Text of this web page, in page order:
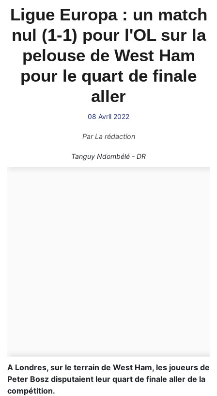
Ligue Europa : un match
nul (1-1) pour l'OL sur la
pelouse de West Ham
pour le quart de finale
aller
08 Avril 2022
ParLa rédaction
Tanguy Ndombélé - DR
A Londres, sur le terrain de West Ham, les joueurs de
Peter Bosz disputaient leur quart de finale aller de la
compétition.